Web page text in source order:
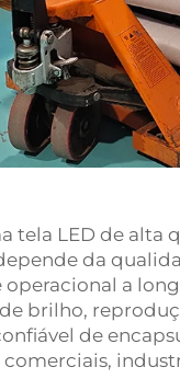
tela LED de alta
da
a
brilho,
de
comerciais,